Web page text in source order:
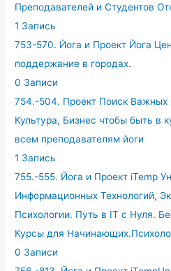
Преподавателей и Студентов
1 Запись
753-570. Йога и Проект Йога
поддержание в городах.
0 Записи
754.-504. Проект Поиск Важных
Культура, Бизнес чтобы быть в
всем преподавателям йоги
1 Запись
755.-555. Йога и Проект iTemp
Информационных Технологий,
Психологии. Путь в IT с Нуля.
Курсы для
0 Записи